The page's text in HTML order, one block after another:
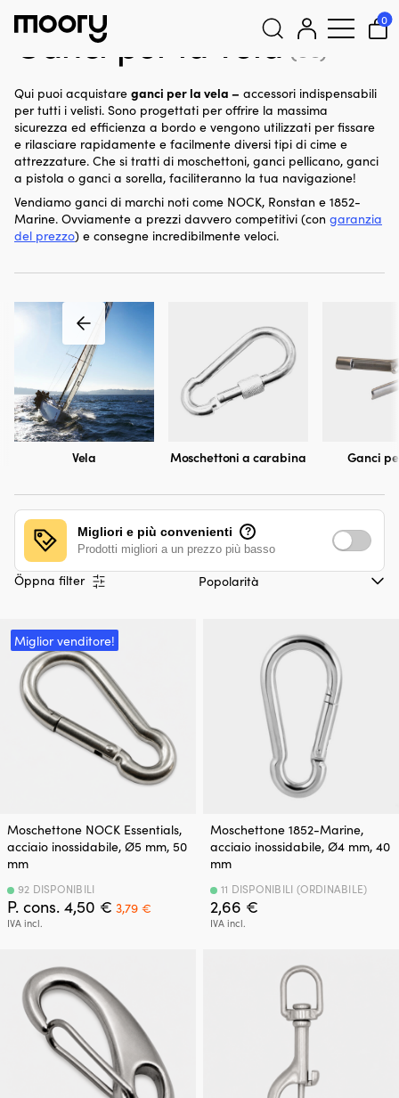
0
Ganci per la vela (88)
Qui puoi acquistare ganci per la vela – accessori indispensabili
per tutti i velisti. Sono progettati per offrire la massima
sicurezza ed efficienza a bordo e vengono utilizzati per fissare
e rilasciare rapidamente e facilmente diversi tipi di cime e
attrezzature. Che si tratti di moschettoni, ganci pellicano, ganci
a pistola o ganci a sorella, faciliteranno la tua navigazione!
Vendiamo ganci di marchi noti come NOCK, Ronstan e 1852-
Marine. Ovviamente a prezzi davvero competitivi (con garanzia
del prezzo) e consegne incredibilmente veloci.
Vela Moschettoni a carabina Ganci
Öppna filter
Migliori e più convenienti ?
Prodotti migliori a un prezzo più basso
Miglior venditore!
Moschettone NOCK Essentials,
acciaio inossidabile, Ø5 mm, 50
mm
P. cons. 4,50 € Il
prezzo
3,79 €
IVA incl.
92 DISPONIBILI
Moschettone 1852-Marine,
acciaio inossidabile, Ø4 mm, 40
mm
2,66 €
IVA incl.
11 DISPONIBILI (ORDINABILE)